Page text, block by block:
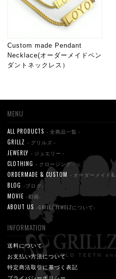
Custom made Pendant
Necklace(オーダーメイドペン
ダントネックレス）
MENU
ALL PRODUCTS - 全商品一覧 -
GRILLZ - グリルズ -
JEWERLY - ジュエリー -
CLOTHING - クロージング -
ORDERMADE & CUSTOM - オーダーメイド&
BLOG -ブログ-
MOVIE -動画-
ABOUT US -GRILLZ JEWELZについて-
INFORMATION
送料について
お支払い方法について
特定商法取引に基づく表記